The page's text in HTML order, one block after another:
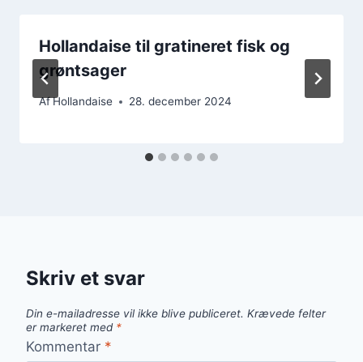
Hollandaise til gratineret fisk og
grøntsager
AfHollandaise 28. december 2024
Skriv et svar
Din e-mailadresse vil ikke blive publiceret. Krævede felter
er markeret med *
Kommentar *